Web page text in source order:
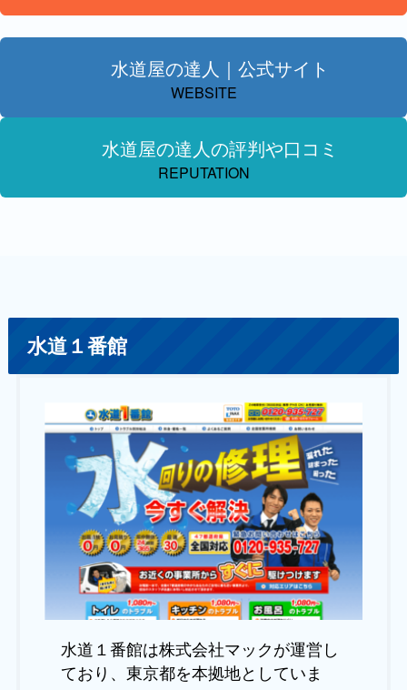
水道屋の達人｜公式サイト
WEBSITE
水道屋の達人の評判や口コミ
REPUTATION
水道１番館
水道１番館は株式会社マックが運営し
ており、東京都を本拠地としていま